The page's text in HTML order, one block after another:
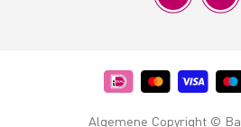
Algemene Copyright ©